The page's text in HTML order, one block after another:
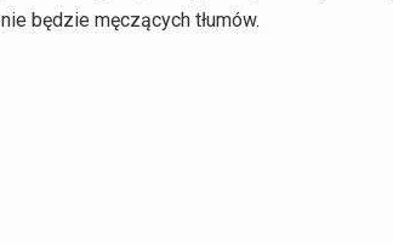
będzie męczących tłumów.